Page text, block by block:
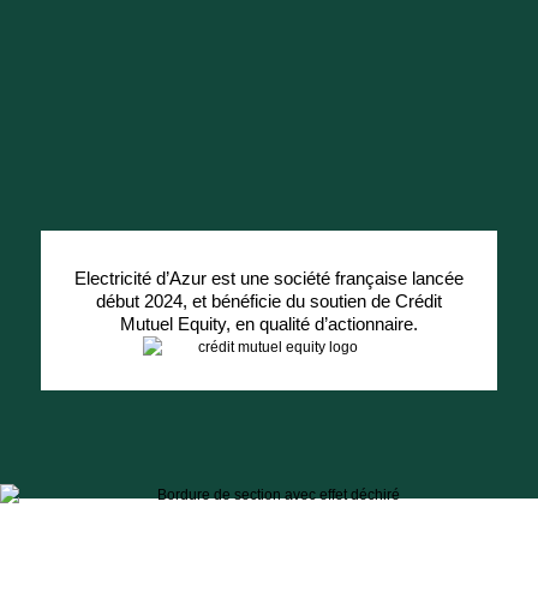
Electricité d’Azur est une société française lancée
début 2024, et bénéficie du soutien de Crédit
Mutuel Equity, en qualité d’actionnaire.